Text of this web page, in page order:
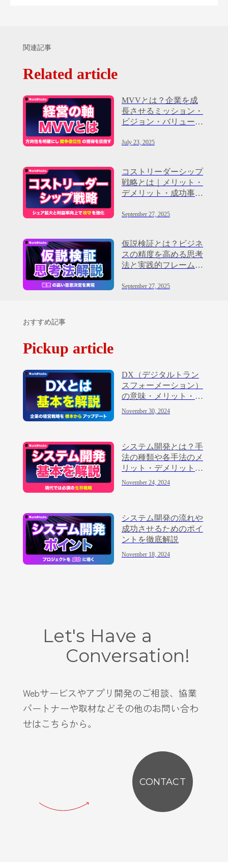
関連記事
Related article
MVVとは？企業を成
長させるミッション・
ビジョン・バリューの
July 23, 2025
コストリーダーシップ
戦略とは｜メリット・
デメリット・成功事例
September 27, 2025
仮説検証とは？ビジネ
スの精度を高める思考
法と実践的フレームワ
September 27, 2025
おすすめ記事
Pickup article
DX（デジタルトラン
スフォーメーション）
の意味・メリット・進
め方を解説
November 30, 2024
システム開発とは？手
法の種類や各手法のメ
リット・デメリットを
解説
November 24, 2024
システム開発の流れや
成功させるためのポイ
ントを徹底解説
November 18, 2024
Let's Have a
Conversation!
Webサービスやアプリ開発のご相談、協業
パートナーや取材などその他のお問い合わ
せはこちらから。
CONTACT